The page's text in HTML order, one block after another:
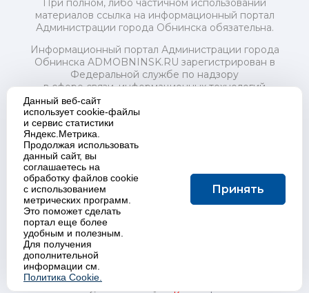
При полном, либо частичном использовании
материалов ссылка на информационный портал
Администрации города Обнинска обязательна.
Информационный портал Администрации города
Обнинска ADMOBNINSK.RU зарегистрирован в
Федеральной службе по надзору
в сфере связи, информационных технологий
и массовых коммуникаций (Роскомнадзор) 24 июля
2018 года.
Свидетельство о регистрации Эл № ФС77-73321
Учредитель: Администрация (исполнительно-
распорядительный орган) городского округа "Город
Обнинск". Главный редактор: Байкова Е.А.
Адрес электронной почты Редакции:
redactor@admobninsk.ru
Телефон Редакции: +7 (484) 395-85-85
Настоящий ресурс содержит материалы 18+
Политика в отношении обработки персональных
Данный веб-сайт
использует cookie-файлы
и сервис статистики
Яндекс.Метрика.
Продолжая использовать
данный сайт, вы
соглашаетесь на
обработку файлов cookie
с использованием
метрических программ.
Это поможет сделать
портал еще более
удобным и полезным.
Для получения
дополнительной
информации см.
Политика Cookie.
Принять